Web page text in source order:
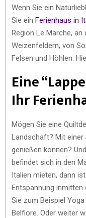
Wenn Sie ein
Sie ein Ferienhaus in
Region Le Marche,
Weizenfeldern, von
Felsen und Höhlen.
Eine
Ihr
Mögen Sie eine
Landschaft? Mit einer
genießen können?
befindet sich in den
Italien mieten, dann
Entspannung inmitten
Sie zum Beispiel
Belfiore. Oder weiter